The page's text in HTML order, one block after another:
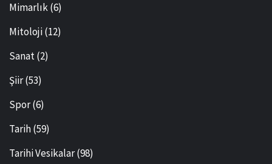
Mimarlık(6)
Mitoloji(12)
Sanat(2)
Şiir(53)
Spor(6)
Tarih(59)
Tarihi Vesikalar(98)